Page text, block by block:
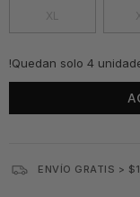
XL
!Quedan solo 4
ENVÍO GRATIS >